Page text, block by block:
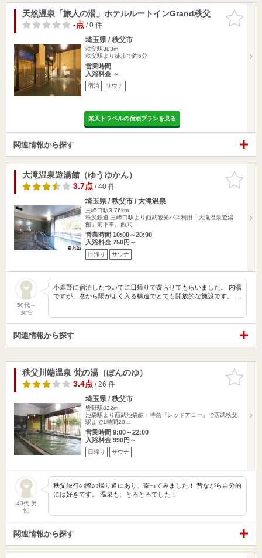
お気に入
りに追加
天然温泉「旅人の湯」ホテルルートインGrand秩父
-点/ 0 件
埼玉県 / 秩父市
秩父駅383m
秩父駅より徒歩で約6分
営業時間
入浴料金 ～
宿泊 サウナ
楽天トラベルの宿泊プランを見る
関連情報から探す
お気に入
りに追加
大滝温泉遊湯館（ゆうゆかん）
3.7点/ 40 件
埼玉県 / 秩父市 / 大滝温泉
三峰口駅3.76km
秩父鉄道 三峰口駅より西武観光バス利用「大滝温泉遊湯
館」前下車。西武…
営業時間 10:00～20:00
入浴料金 750円～
日帰り サウナ
50代～
女性
小鹿野に宿泊したついでに日帰りで寄らせてもらいました。 内湯
ですが、窓から陽がよく入る構造でとても開放的な施設です。 …
関連情報から探す
お気に入
りに追加
秩父川端温泉 梵の湯（ぼんのゆ）
3.4点/ 26 件
埼玉県 / 秩父市
皆野駅822m
池袋駅より西武池袋線・特急『レッドアロー』で西武秩父
駅まで1時間20…
営業時間 9:00～22:00
入浴料金 990円～
日帰り サウナ
40代 男
性
秩父旅行の際の帰り道にあり、寄ってみました！ 昔ながら自分的
には好きです。 温泉も、とろとろでした！
関連情報から探す